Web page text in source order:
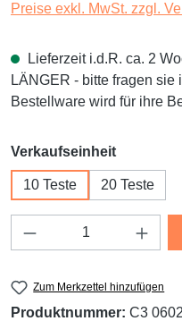
Preise exkl. MwSt. zzgl.
Lieferzeit i.d.R. ca. 2
LÄNGER - bitte fragen
Bestellware wird für ihre
Verkaufseinheit
10 Teste 20 Teste
Produkt Anzahl:
Zum Merkzettel hinzufügen
Produktnummer: C3